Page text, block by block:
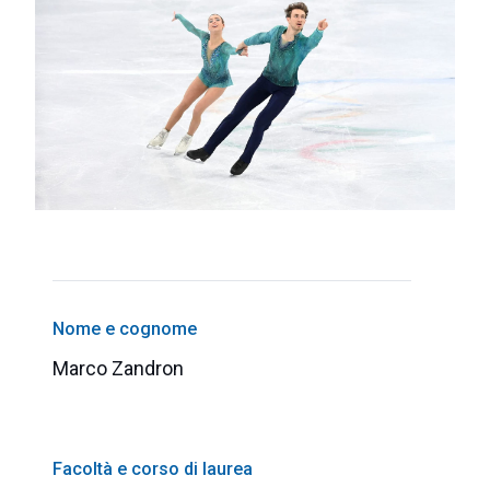
Nome e cognome
Marco Zandron
Facoltà e corso di laurea